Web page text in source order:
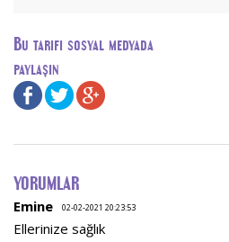
Bu tarifi sosyal medyada
paylaşın
YORUMLAR
Emine 02-02-2021 20:23:53
Ellerinize sağlık